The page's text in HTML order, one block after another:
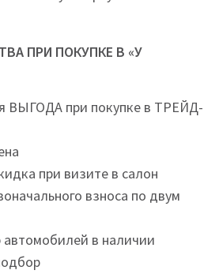
ПРИ ПОКУПКЕ В «У
ВЫГОДА при покупке в ТРЕЙД-
при визите в салон
взноса по двум
в наличии